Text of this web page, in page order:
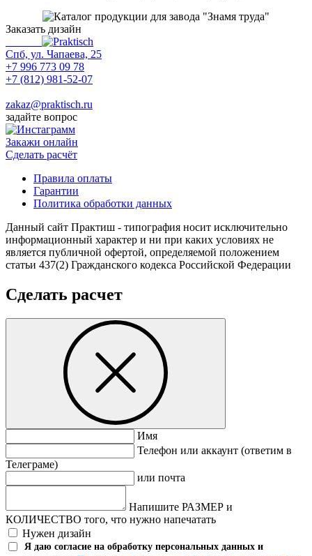
Заказать дизайн
Спб, ул. Чапаева, 25
+7 996 773 09 78
+7 (812) 981-52-07
zakaz@praktisch.ru
задайте вопрос
Закажи онлайн
Cделать расчёт
Правила оплаты
Гарантии
Политика обработки данных
Данный сайт Практиш - типография носит исключительно
информационный характер и ни при каких условиях не
является публичной офертой, определяемой положением
статьи 437(2) Гражданского кодекса Российской Федерации
Сделать расчет
Имя
Телефон или аккаунт (ответим в
Телеграме)
или почта
Напишите РАЗМЕР и
КОЛИЧЕСТВО того, что нужно напечатать
Нужен дизайн
Я даю согласие на обработку персональных данных и